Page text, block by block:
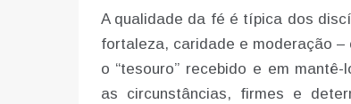
A qualidade da fé é típica dos
fortaleza, caridade e moderação –
o “tesouro” recebido e em
as circunstâncias, firmes e